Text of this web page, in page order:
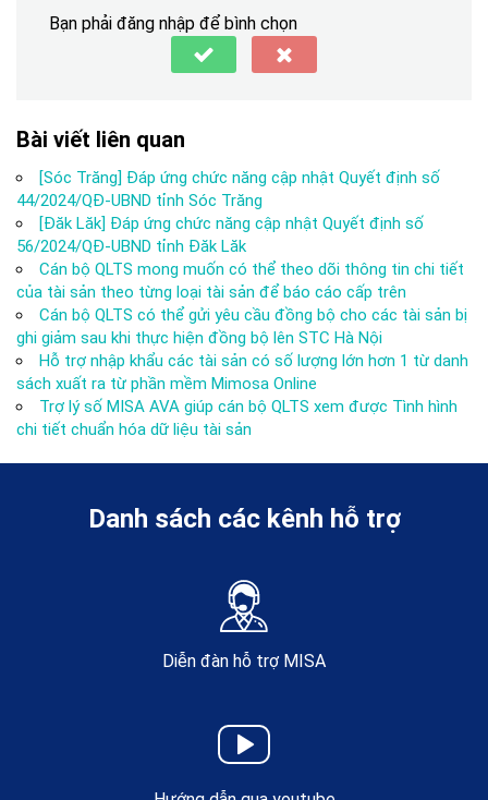
Bạn phải đăng nhập để bình chọn
Bài viết liên quan
[Sóc Trăng] Đáp ứng chức năng cập nhật Quyết định số
44/2024/QĐ-UBND tỉnh Sóc Trăng
[Đăk Lăk] Đáp ứng chức năng cập nhật Quyết định số
56/2024/QĐ-UBND tỉnh Đăk Lăk
Cán bộ QLTS mong muốn có thể theo dõi thông tin chi tiết
của tài sản theo từng loại tài sản để báo cáo cấp trên
Cán bộ QLTS có thể gửi yêu cầu đồng bộ cho các tài sản bị
ghi giảm sau khi thực hiện đồng bộ lên STC Hà Nội
Hỗ trợ nhập khẩu các tài sản có số lượng lớn hơn 1 từ danh
sách xuất ra từ phần mềm Mimosa Online
Trợ lý số MISA AVA giúp cán bộ QLTS xem được Tình hình
chi tiết chuẩn hóa dữ liệu tài sản
Danh sách các kênh hỗ trợ
Diễn đàn hỗ trợ MISA